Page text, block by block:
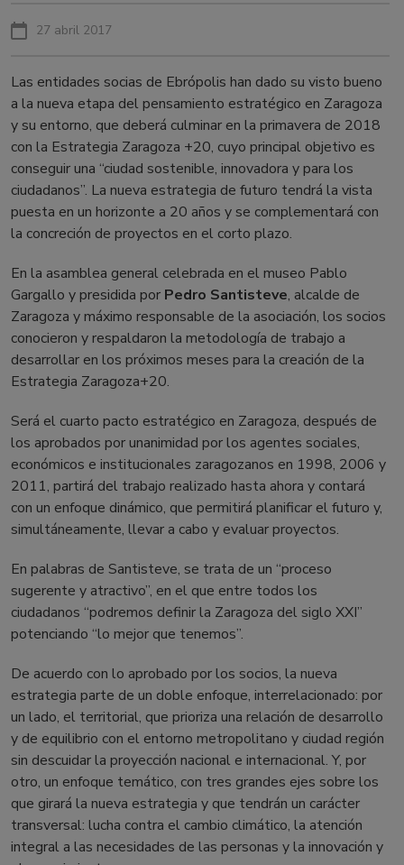
27 abril 2017
Las entidades socias de Ebrópolis han dado su visto bueno
a la nueva etapa del pensamiento estratégico en Zaragoza
y su entorno, que deberá culminar en la primavera de 2018
con la Estrategia Zaragoza +20, cuyo principal objetivo es
conseguir una “ciudad sostenible, innovadora y para los
ciudadanos”. La nueva estrategia de futuro tendrá la vista
puesta en un horizonte a 20 años y se complementará con
la concreción de proyectos en el corto plazo.
En la asamblea general celebrada en el museo Pablo
Gargallo y presidida por Pedro Santisteve, alcalde de
Zaragoza y máximo responsable de la asociación, los socios
conocieron y respaldaron la metodología de trabajo a
desarrollar en los próximos meses para la creación de la
Estrategia Zaragoza+20.
Será el cuarto pacto estratégico en Zaragoza, después de
los aprobados por unanimidad por los agentes sociales,
económicos e institucionales zaragozanos en 1998, 2006 y
2011, partirá del trabajo realizado hasta ahora y contará
con un enfoque dinámico, que permitirá planificar el futuro y,
simultáneamente, llevar a cabo y evaluar proyectos.
En palabras de Santisteve, se trata de un “proceso
sugerente y atractivo”, en el que entre todos los
ciudadanos “podremos definir la Zaragoza del siglo XXI”
potenciando “lo mejor que tenemos”.
De acuerdo con lo aprobado por los socios, la nueva
estrategia parte de un doble enfoque, interrelacionado: por
un lado, el territorial, que prioriza una relación de desarrollo
y de equilibrio con el entorno metropolitano y ciudad región
sin descuidar la proyección nacional e internacional. Y, por
otro, un enfoque temático, con tres grandes ejes sobre los
que girará la nueva estrategia y que tendrán un carácter
transversal: lucha contra el cambio climático, la atención
integral a las necesidades de las personas y la innovación y